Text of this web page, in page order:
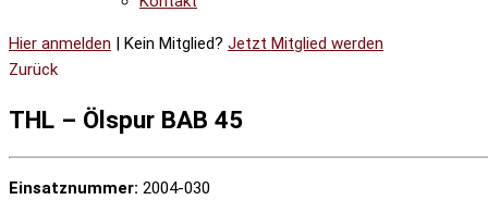
Hier anmelden | Kein Mitglied? Jetzt Mitglied werden
Zurück
THL – Ölspur BAB 45
Einsatznummer: 2004-030